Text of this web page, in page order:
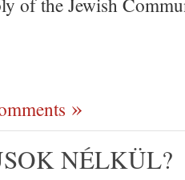
NÉLKÜL?